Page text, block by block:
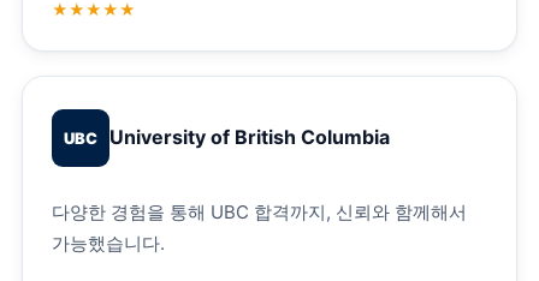
UBC University of British Columbia
다양한 경험을 통해 UBC 합격까지, 신뢰와 함께해서
가능했습니다.